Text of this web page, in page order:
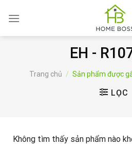
EH -
Trang chủ / Sản phẩm được
LỌC
Không tìm thấy sản phẩm nào